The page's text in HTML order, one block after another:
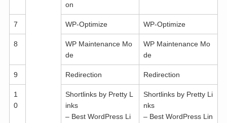
on
7 WP-Optimize WP-Optimize
8
WP Maintenance Mo
de
WP Maintenance Mo
de
9 Redirection Redirection
1
0
Shortlinks by Pretty L
inks
– Best WordPress Li
Shortlinks by Pretty Li
nks
– Best WordPress Lin